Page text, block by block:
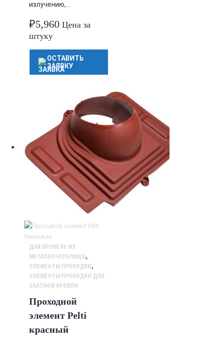
излучению,…
₽5,960 Цена за
штуку
ОСТАВИТЬ
ЗАЯВКУ
ДЛЯ КРОВЕЛЬ ИЗ
МЕТАЛЛОЧЕРЕПИЦЫ ,
ЭЛЕМЕНТЫ ПРОХОДКИ ,
ЭЛЕМЕНТЫ ПРОХОДКИ ДЛЯ
СКАТНОЙ КРОВЛИ
Проходной
элемент Pelti
красный